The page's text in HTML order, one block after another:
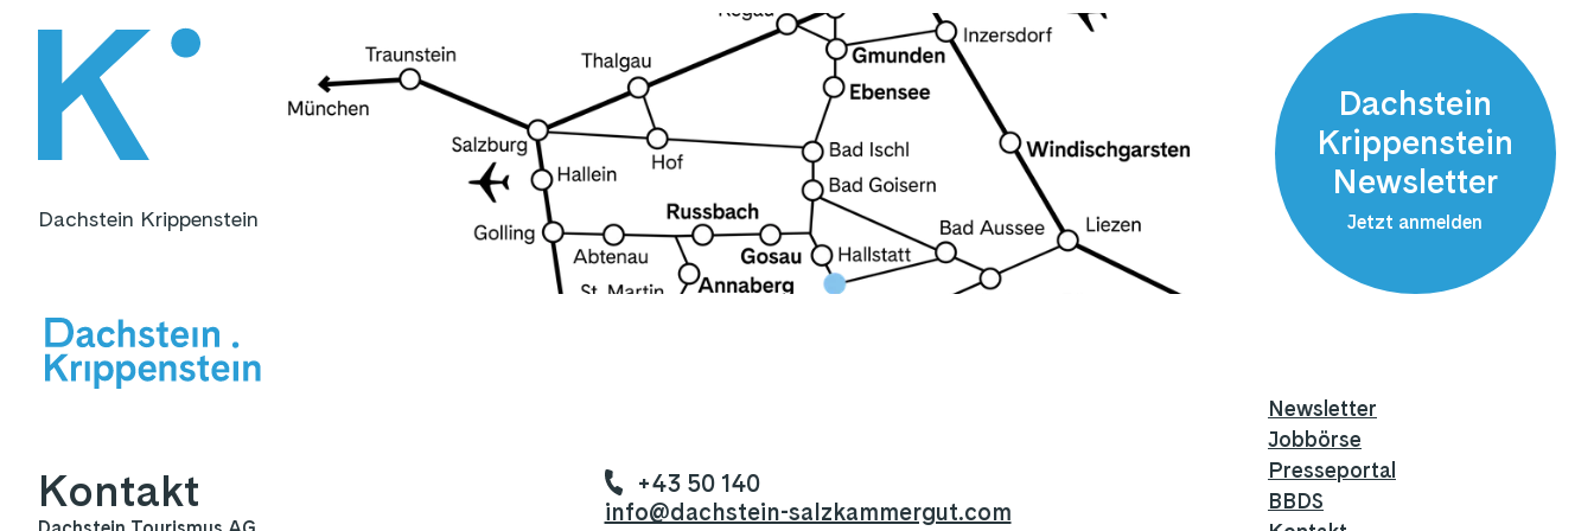
Dachstein Krippenstein
Dachstein
Krippenstein
Newsletter
Jetzt anmelden
Kontakt
+43 50 140
info@dachstein-salzkammergut.com
Newsletter
Jobbörse
Presseportal
BBDS